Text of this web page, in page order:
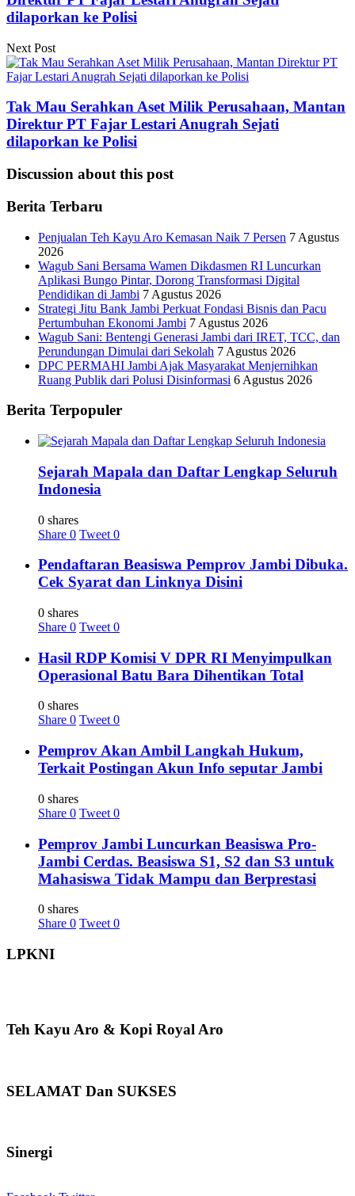
dilaporkan ke Polisi
Next Post
Tak Mau Serahkan Aset Milik Perusahaan, Mantan
Direktur PT Fajar Lestari Anugrah Sejati
dilaporkan ke Polisi
Discussion about this post
Berita Terbaru
Penjualan Teh Kayu Aro Kemasan Naik 7 Persen 7 Agustus
2026
Wagub Sani Bersama Wamen Dikdasmen RI Luncurkan
Aplikasi Bungo Pintar, Dorong Transformasi Digital
Pendidikan di Jambi 7 Agustus 2026
Strategi Jitu Bank Jambi Perkuat Fondasi Bisnis dan Pacu
Pertumbuhan Ekonomi Jambi 7 Agustus 2026
Wagub Sani: Bentengi Generasi Jambi dari IRET, TCC, dan
Perundungan Dimulai dari Sekolah 7 Agustus 2026
DPC PERMAHI Jambi Ajak Masyarakat Menjernihkan
Ruang Publik dari Polusi Disinformasi 6 Agustus 2026
Berita Terpopuler
Sejarah Mapala dan Daftar Lengkap Seluruh
Indonesia
0 shares
Share 0 Tweet 0
Pendaftaran Beasiswa Pemprov Jambi Dibuka.
Cek Syarat dan Linknya Disini
0 shares
Share 0 Tweet 0
Hasil RDP Komisi V DPR RI Menyimpulkan
Operasional Batu Bara Dihentikan Total
0 shares
Share 0 Tweet 0
Pemprov Akan Ambil Langkah Hukum,
Terkait Postingan Akun Info seputar Jambi
0 shares
Share 0 Tweet 0
Pemprov Jambi Luncurkan Beasiswa Pro-
Jambi Cerdas. Beasiswa S1, S2 dan S3 untuk
Mahasiswa Tidak Mampu dan Berprestasi
0 shares
Share 0 Tweet 0
LPKNI
Teh Kayu Aro & Kopi Royal Aro
SELAMAT Dan SUKSES
Sinergi